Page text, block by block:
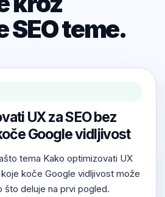
SEO teme.
UX za SEO bez
Google vidljivost
tema Kako optimizovati UX
koče Google vidljivost može
što deluje na prvi pogled.